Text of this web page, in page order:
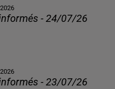
- 24/07/26
- 23/07/26